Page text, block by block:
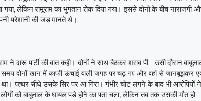
लेकिन रामूराम का भुगतान रोक दिया गया। इससे दोनों के बीच नाराजगी
परेशानी की जड़ मानते थे।
ने दारू पार्टी की बात कही। दोनों ने साथ बैठकर शराब पी। उसी दौरान
दोनों खान में काफी ऊंचाई वाली जगह पर चढ़ गए और वहां से जानबूझकर
पत्थर सीधे उसके सिर पर आ गिरा। गंभीर चोट लगने के बाद भी आरोपियों ने
को बाबूलाल के घायल पड़े होने का पता चला, लेकिन तब तक उसकी मौत हो